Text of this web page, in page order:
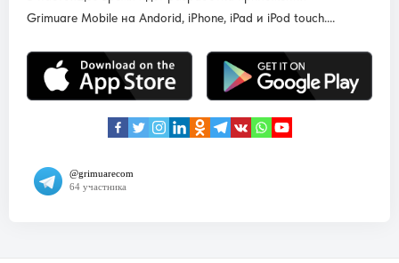
Grimuare Mobile на Andorid, iPhone, iPad и iPod touch....